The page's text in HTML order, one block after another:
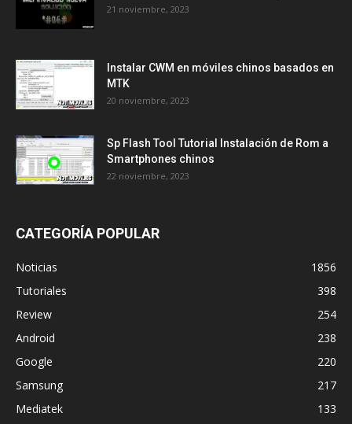
21 noviembre, 2023
Instalar CWM en móviles chinos basados en
MTK
20 noviembre, 2023
Sp Flash Tool Tutorial Instalación de Rom a
Smartphones chinos
22 noviembre, 2023
CATEGORÍA POPULAR
Noticias
1856
Tutoriales
398
Review
254
Android
238
Google
220
Samsung
217
Mediatek
133